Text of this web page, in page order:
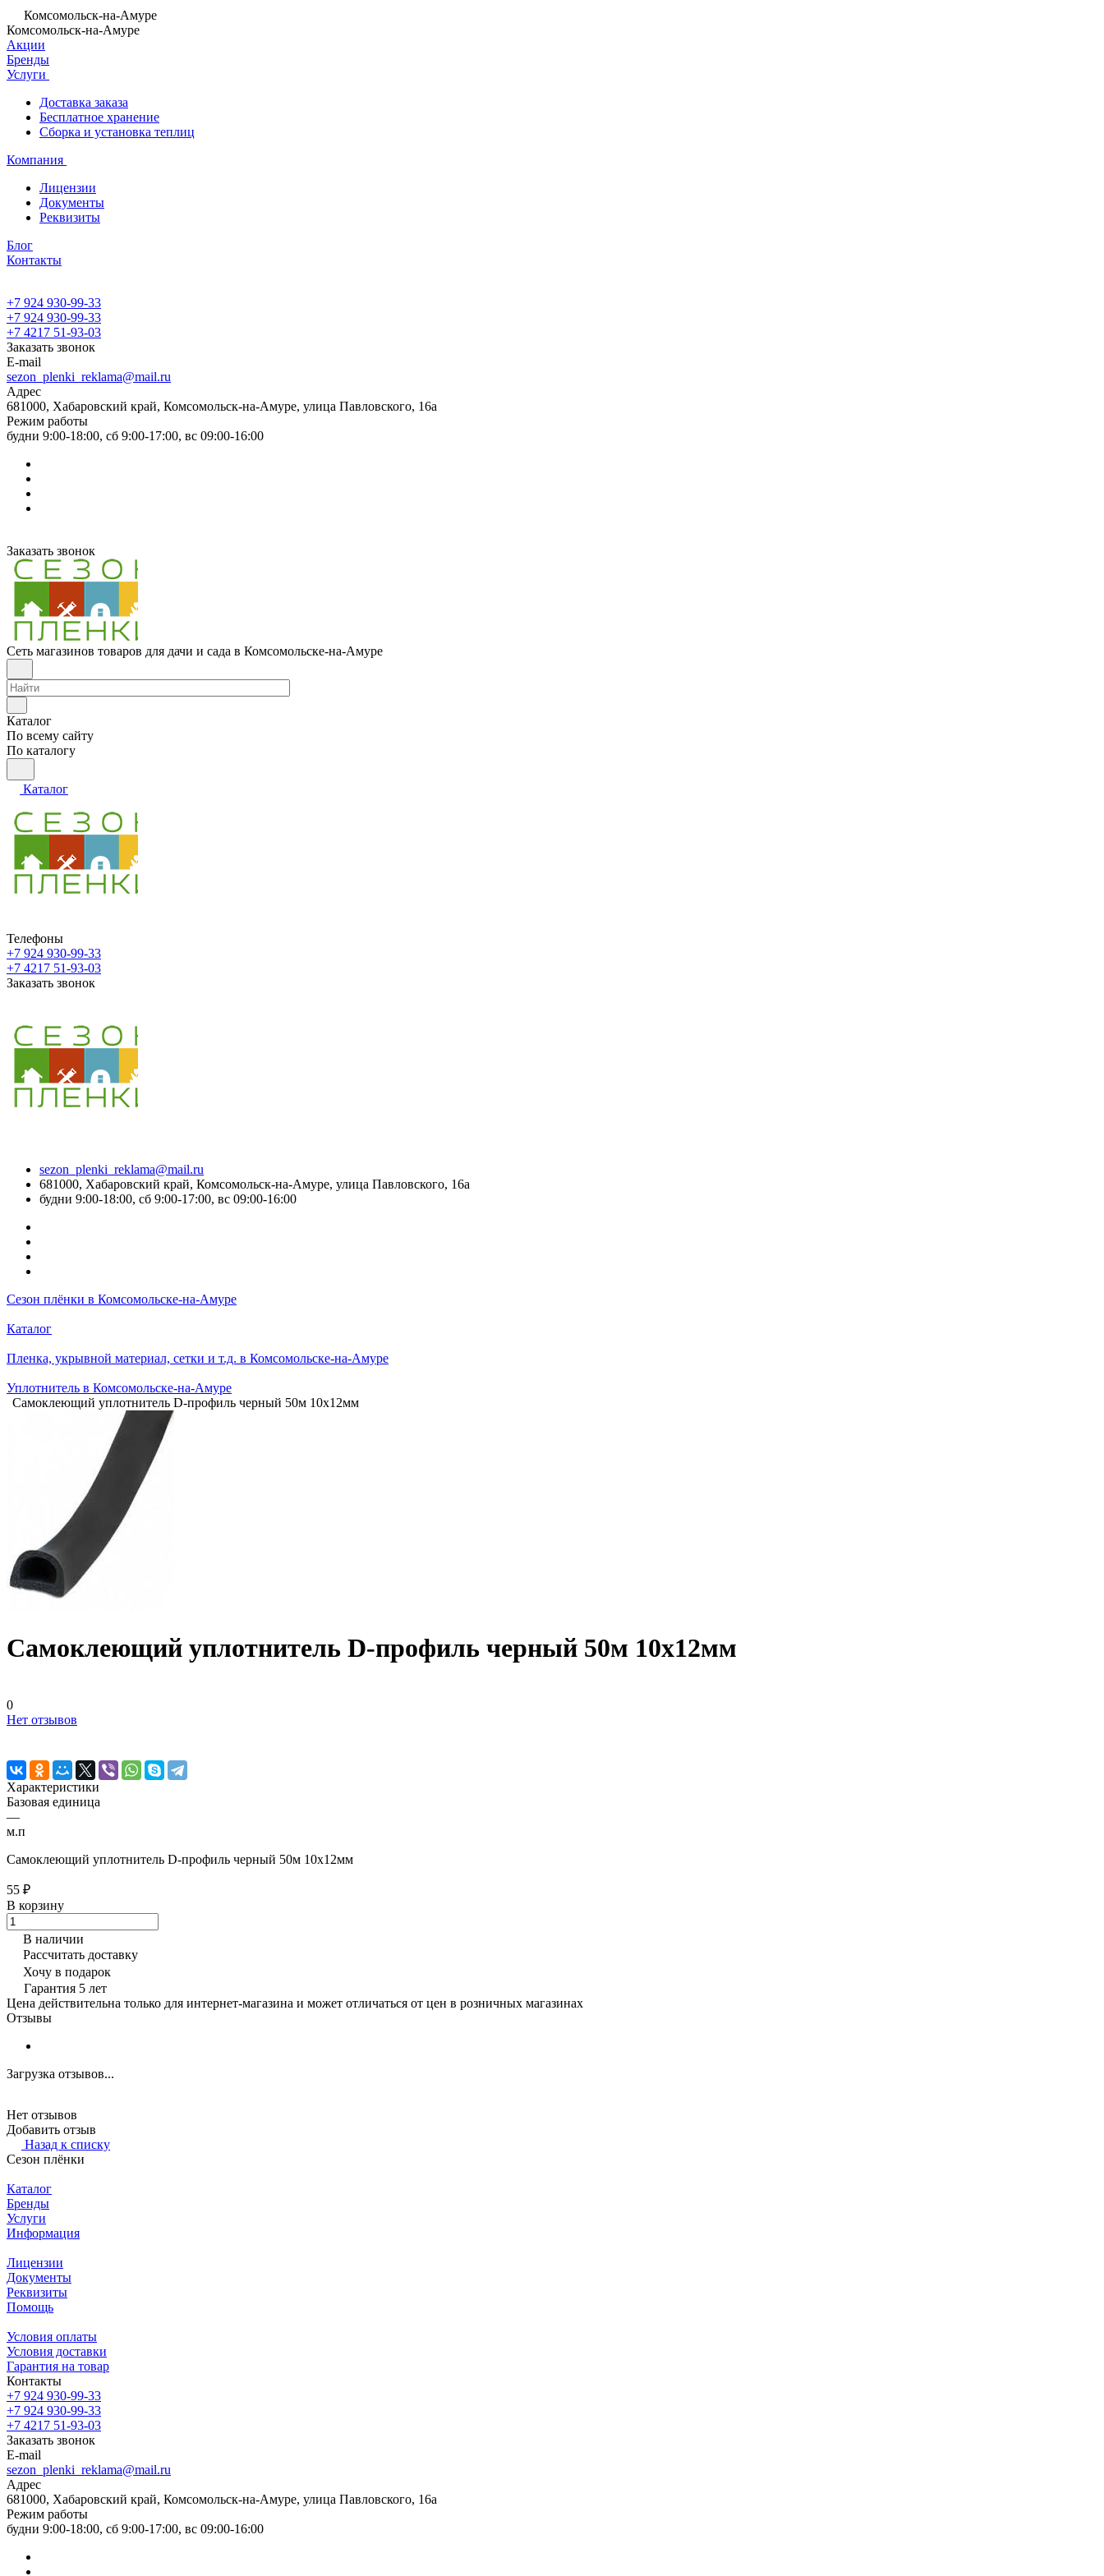
Комсомольск-на-Амуре
Комсомольск-на-Амуре
Акции
Бренды
Услуги
Доставка заказа
Бесплатное хранение
Сборка и установка теплиц
Компания
Лицензии
Документы
Реквизиты
Блог
Контакты
+7 924 930-99-33
+7 924 930-99-33
+7 4217 51-93-03
Заказать звонок
E-mail
sezon_plenki_reklama@mail.ru
Адрес
681000, Хабаровский край, Комсомольск-на-Амуре, улица Павловского, 16а
Режим работы
будни 9:00-18:00, сб 9:00-17:00, вс 09:00-16:00
Заказать звонок
Сеть магазинов товаров для дачи и сада в Комсомольске-на-Амуре
Каталог
По всему сайту
По каталогу
Каталог
Телефоны
+7 924 930-99-33
+7 4217 51-93-03
Заказать звонок
sezon_plenki_reklama@mail.ru
681000, Хабаровский край, Комсомольск-на-Амуре, улица Павловского, 16а
будни 9:00-18:00, сб 9:00-17:00, вс 09:00-16:00
Сезон плёнки в Комсомольске-на-Амуре
Каталог
Пленка, укрывной материал, сетки и т.д. в Комсомольске-на-Амуре
Уплотнитель в Комсомольске-на-Амуре
Самоклеющий уплотнитель D-профиль черный 50м 10х12мм
Самоклеющий уплотнитель D-профиль черный 50м 10х12мм
0
Нет отзывов
Характеристики
Базовая единица
—
м.п
Самоклеющий уплотнитель D-профиль черный 50м 10х12мм
55 ₽
В корзину
В наличии
Рассчитать доставку
Хочу в подарок
Гарантия 5 лет
Цена действительна только для интернет-магазина и может отличаться от цен в розничных магазинах
Отзывы
Загрузка отзывов...
Нет отзывов
Добавить отзыв
Назад к списку
Сезон плёнки
Каталог
Бренды
Услуги
Информация
Лицензии
Документы
Реквизиты
Помощь
Условия оплаты
Условия доставки
Гарантия на товар
Контакты
+7 924 930-99-33
+7 924 930-99-33
+7 4217 51-93-03
Заказать звонок
E-mail
sezon_plenki_reklama@mail.ru
Адрес
681000, Хабаровский край, Комсомольск-на-Амуре, улица Павловского, 16а
Режим работы
будни 9:00-18:00, сб 9:00-17:00, вс 09:00-16:00